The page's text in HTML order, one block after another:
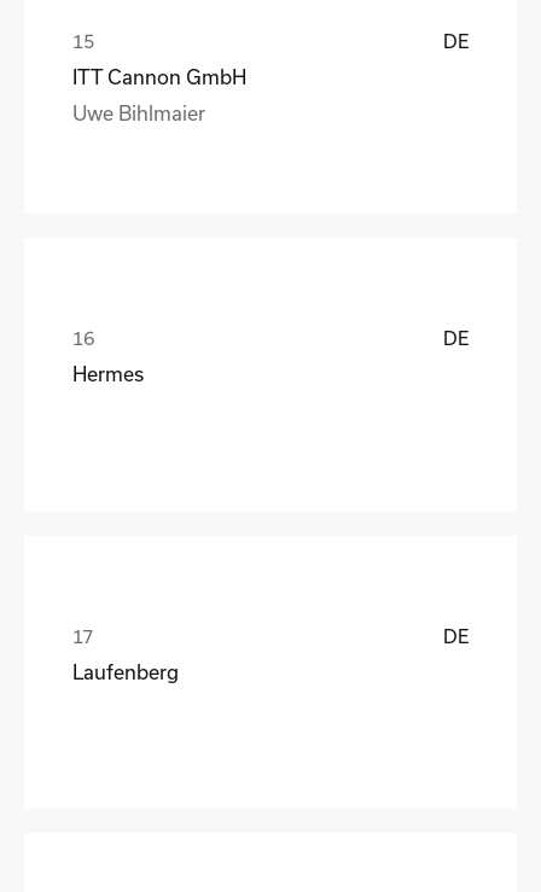
DE
ITT Cannon GmbH
Uwe Bihlmaier
DE
Hermes
DE
Laufenberg